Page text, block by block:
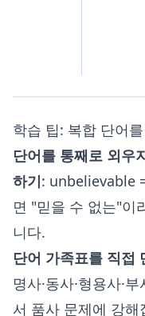
학습 팁: 복합 단어
단어를 통째로 외우
하기: unbelievable
면 "믿을 수 없는"이
니다.
단어 가족표를 직접
명사·동사·형용사·
서 품사 문제에 강해